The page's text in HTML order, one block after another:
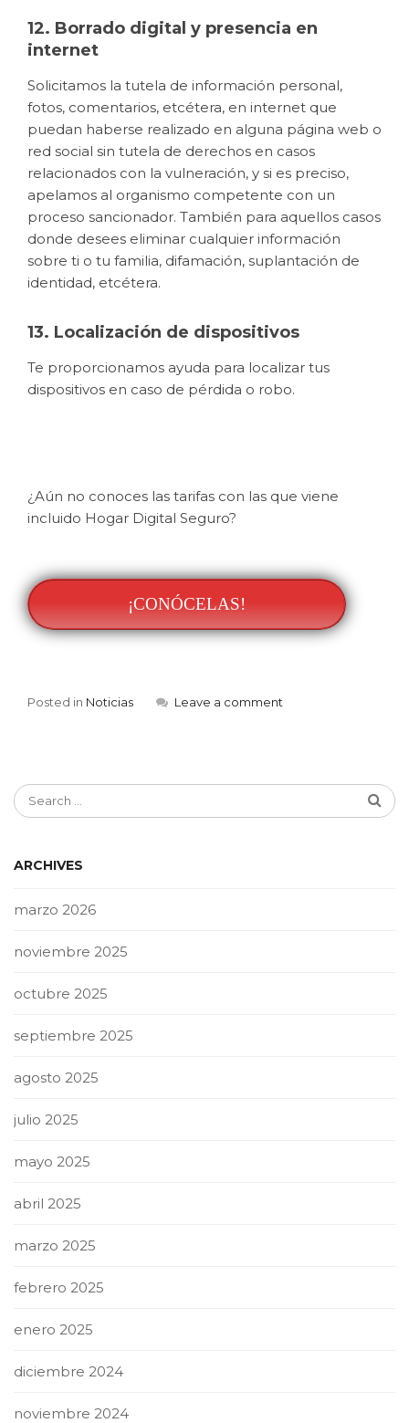
12. Borrado digital y presencia en
internet
Solicitamos la tutela de información personal,
fotos, comentarios, etcétera, en internet que
puedan haberse realizado en alguna página web o
red social sin tutela de derechos en casos
relacionados con la vulneración, y si es preciso,
apelamos al organismo competente con un
proceso sancionador. También para aquellos casos
donde desees eliminar cualquier información
sobre ti o tu familia, difamación, suplantación de
identidad, etcétera.
13. Localización de dispositivos
Te proporcionamos ayuda para localizar tus
dispositivos en caso de pérdida o robo.
¿Aún no conoces las tarifas con las que viene
incluido Hogar Digital Seguro?
¡CONÓCELAS!
Posted in Noticias Leave a comment
ARCHIVES
marzo 2026
noviembre 2025
octubre 2025
septiembre 2025
agosto 2025
julio 2025
mayo 2025
abril 2025
marzo 2025
febrero 2025
enero 2025
diciembre 2024
noviembre 2024